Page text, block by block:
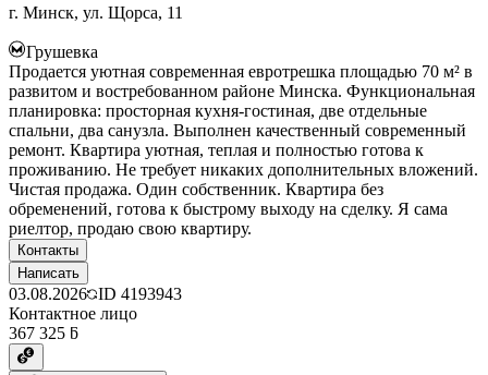
г. Минск, ул. Щорса, 11
Грушевка
Продается уютная современная евротрешка площадью 70 м² в
развитом и востребованном районе Минска. Функциональная
планировка: просторная кухня-гостиная, две отдельные
спальни, два санузла. Выполнен качественный современный
ремонт. Квартира уютная, теплая и полностью готова к
проживанию. Не требует никаких дополнительных вложений.
Чистая продажа. Один собственник. Квартира без
обременений, готова к быстрому выходу на сделку. Я сама
риелтор, продаю свою квартиру.
Контакты
Написать
03.08.2026 ID 4193943
Контактное лицо
367 325 ƃ